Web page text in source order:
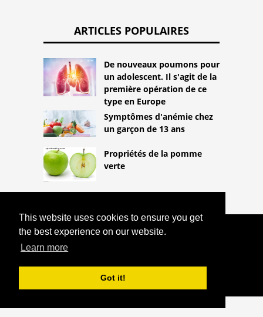
This website uses cookies to ensure you get
the best experience on our website.
Learn more
Got it!
ARTICLES POPULAIRES
De nouveaux poumons pour
un adolescent. Il s'agit de la
première opération de ce
type en Europe
Symptômes d'anémie chez
un garçon de 13 ans
Propriétés de la pomme
verte
COPYRIGHT 2026
HTTPS://LIFESTYLEMED.NET
DE LA HAUTEUR AU FIL DES ANS:
COMMENT L'ÉVITER